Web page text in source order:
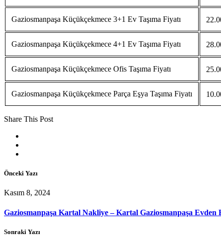
Gaziosmanpaşa Küçükçekmece 3+1 Ev Taşıma Fiyatı
Gaziosmanpaşa Küçükçekmece 4+1 Ev Taşıma Fiyatı
Gaziosmanpaşa Küçükçekmece Ofis Taşıma Fiyatı
Gaziosmanpaşa Küçükçekmece Parça Eşya Taşıma Fiyatı
Share This Post
Önceki Yazı
Kasım 8, 2024
Gaziosmanpaşa Kartal Nakliye – Kartal Gaziosmanpaşa Evden
Sonraki Yazı